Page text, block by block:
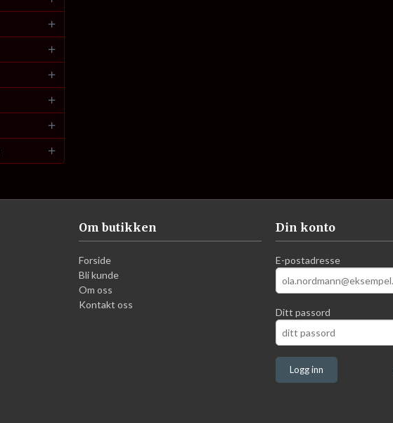
Om butikken
Forside
Bli kunde
Om oss
Kontakt oss
Din konto
E-postadresse
Ditt passord